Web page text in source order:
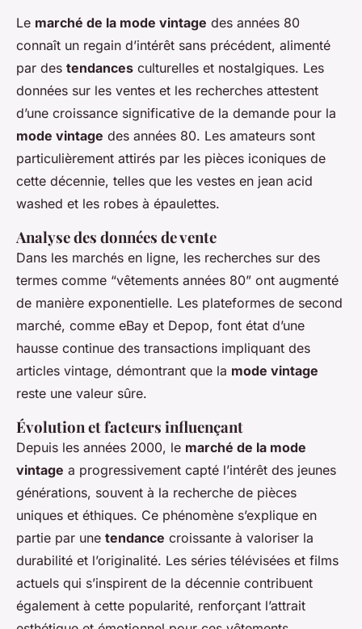
Le marché de la mode vintage des années 80
connaît un regain d’intérêt sans précédent, alimenté
par des tendances culturelles et nostalgiques. Les
données sur les ventes et les recherches attestent
d’une croissance significative de la demande pour la
mode vintage des années 80. Les amateurs sont
particulièrement attirés par les pièces iconiques de
cette décennie, telles que les vestes en jean acid
washed et les robes à épaulettes.
Analyse des données de vente
Dans les marchés en ligne, les recherches sur des
termes comme “vêtements années 80” ont augmenté
de manière exponentielle. Les plateformes de second
marché, comme eBay et Depop, font état d’une
hausse continue des transactions impliquant des
articles vintage, démontrant que la mode vintage
reste une valeur sûre.
Évolution et facteurs influençant
Depuis les années 2000, le marché de la mode
vintage a progressivement capté l’intérêt des jeunes
générations, souvent à la recherche de pièces
uniques et éthiques. Ce phénomène s’explique en
partie par une tendance croissante à valoriser la
durabilité et l’originalité. Les séries télévisées et films
actuels qui s’inspirent de la décennie contribuent
également à cette popularité, renforçant l’attrait